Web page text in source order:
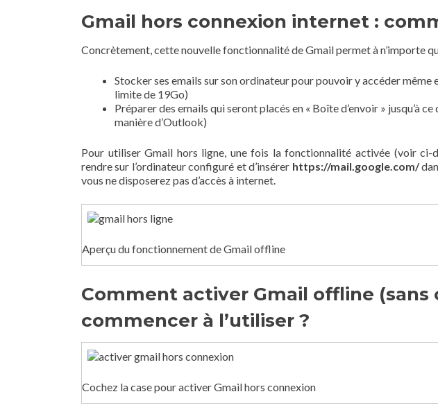
Gmail hors connexion internet :
Concrètement, cette nouvelle fonctionnalité de Gmail permet à n’importe
Stocker ses emails sur son ordinateur pour pouvoir y accéder même
limite de 19Go)
Préparer des emails qui seront placés en « Boîte d’envoir » jusqu’à
manière d’Outlook)
Pour utiliser Gmail hors ligne, une fois la fonctionnalité activée (voir ci-
rendre sur l’ordinateur configuré et d’insérer https://mail.google.com/
vous ne disposerez pas d’accès à internet.
Aperçu du fonctionnement de Gmail offline
Comment activer Gmail offline
commencer à l’utiliser ?
Cochez la case pour activer Gmail hors connexion